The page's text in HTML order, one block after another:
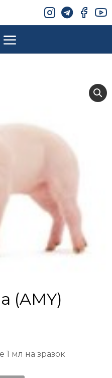
(AMY)
1 мл на зразок